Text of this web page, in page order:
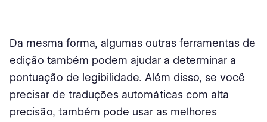
Da mesma forma, algumas outras ferramentas de
edição também podem ajudar a determinar a
pontuação de legibilidade. Além disso, se você
precisar de traduções automáticas com alta
precisão, também pode usar as melhores